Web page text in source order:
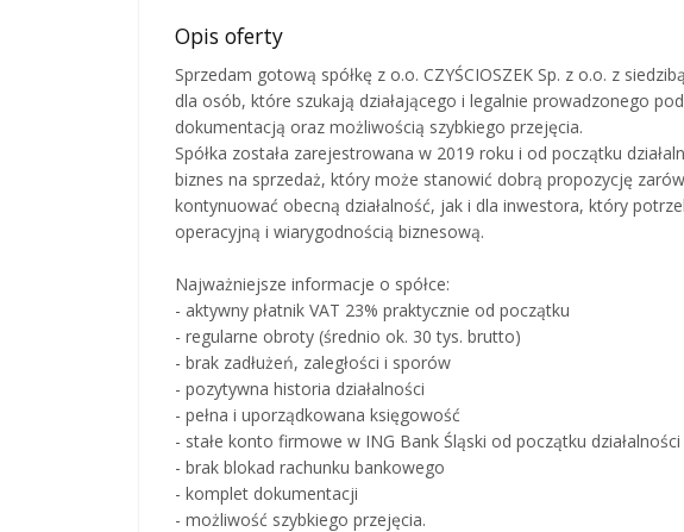
Opis oferty
Sprzedam gotową spółkę z o.o. CZYŚCIOSZEK Sp. z o.o. z
dla osób, które szukają działającego i legalnie prowadzonego
dokumentacją oraz możliwością szybkiego przejęcia.
Spółka została zarejestrowana w 2019 roku i od początku
biznes na sprzedaż, który może stanowić dobrą propozycję
kontynuować obecną działalność, jak i dla inwestora, który
operacyjną i wiarygodnością biznesową.
Najważniejsze informacje o spółce:
- aktywny płatnik VAT 23% praktycznie od początku
- regularne obroty (średnio ok. 30 tys. brutto)
- brak zadłużeń, zaległości i sporów
- pozytywna historia działalności
- pełna i uporządkowana księgowość
- stałe konto firmowe w ING Bank Śląski od początku działalności
- brak blokad rachunku bankowego
- komplet dokumentacji
- możliwość szybkiego przejęcia.